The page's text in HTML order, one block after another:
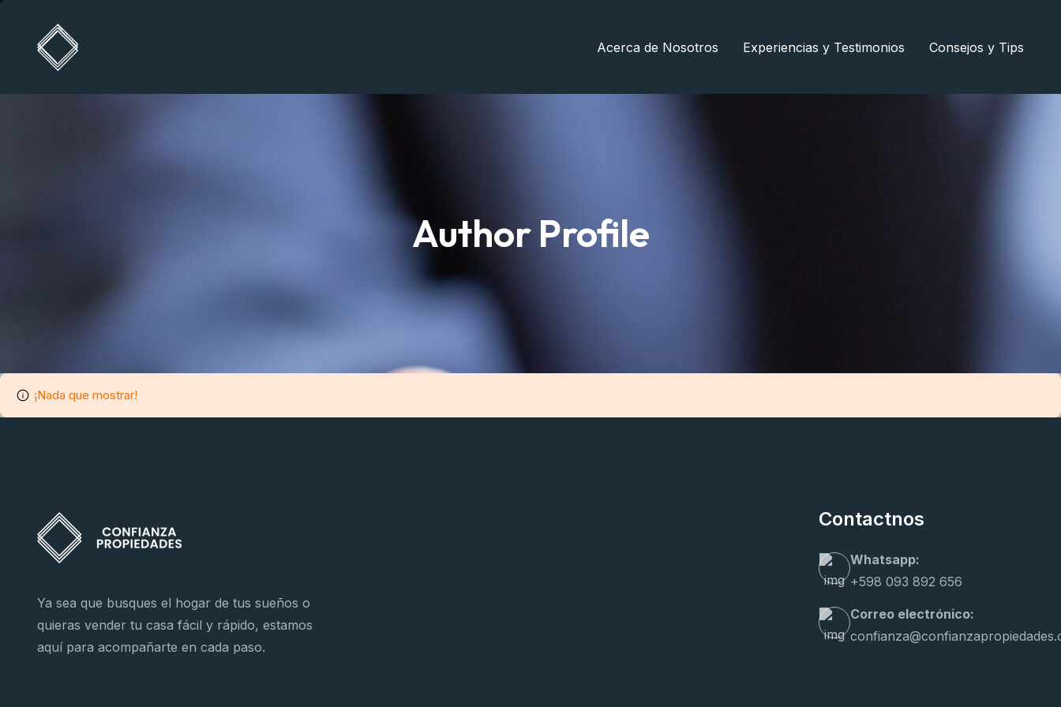
Acerca de Nosotros Experiencias y Testimonios Consejos y Tips
Author Profile
¡Nada que mostrar!
Ya sea que busques el hogar de tus sueños o
quieras vender tu casa fácil y rápido, estamos
aquí para acompañarte en cada paso.
Contactnos
Whatsapp:
+598 093 892 656
Correo electrónico: